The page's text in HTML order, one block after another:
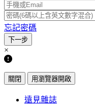
忘記密碼
×
關閉 用瀏覽器開啟
遠見雜誌